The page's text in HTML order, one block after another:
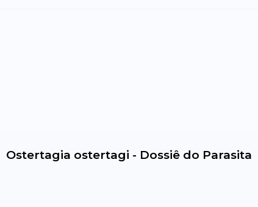
Ostertagia ostertagi - Dossiê do Parasita